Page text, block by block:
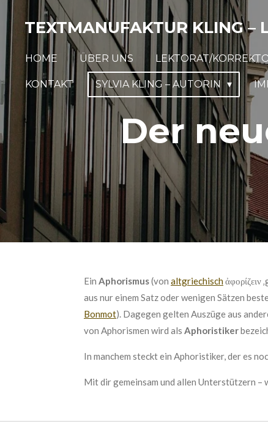
Zum
Hauptinhalt
springen
TEXTMANUFAKTUR KLING –
HOME ÜBER UNS LEKTORAT/
KONTAKT SYLVIA KLING – AUTORIN
Der
Ein Aphorismus(von altgriechischἀφορίζειν
aus nur einem Satz oder wenigen Sätzen
Bonmot). Dagegen gelten Auszüge aus
von Aphorismen wird als Aphoristiker
In manchem steckt ein Aphoristiker, der es
Mit dir gemeinsam und allen Unterstützern –